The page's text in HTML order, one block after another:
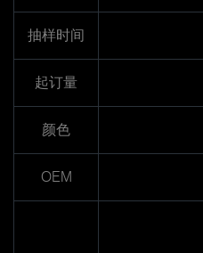
抽样时间
起订量
颜色
OEM